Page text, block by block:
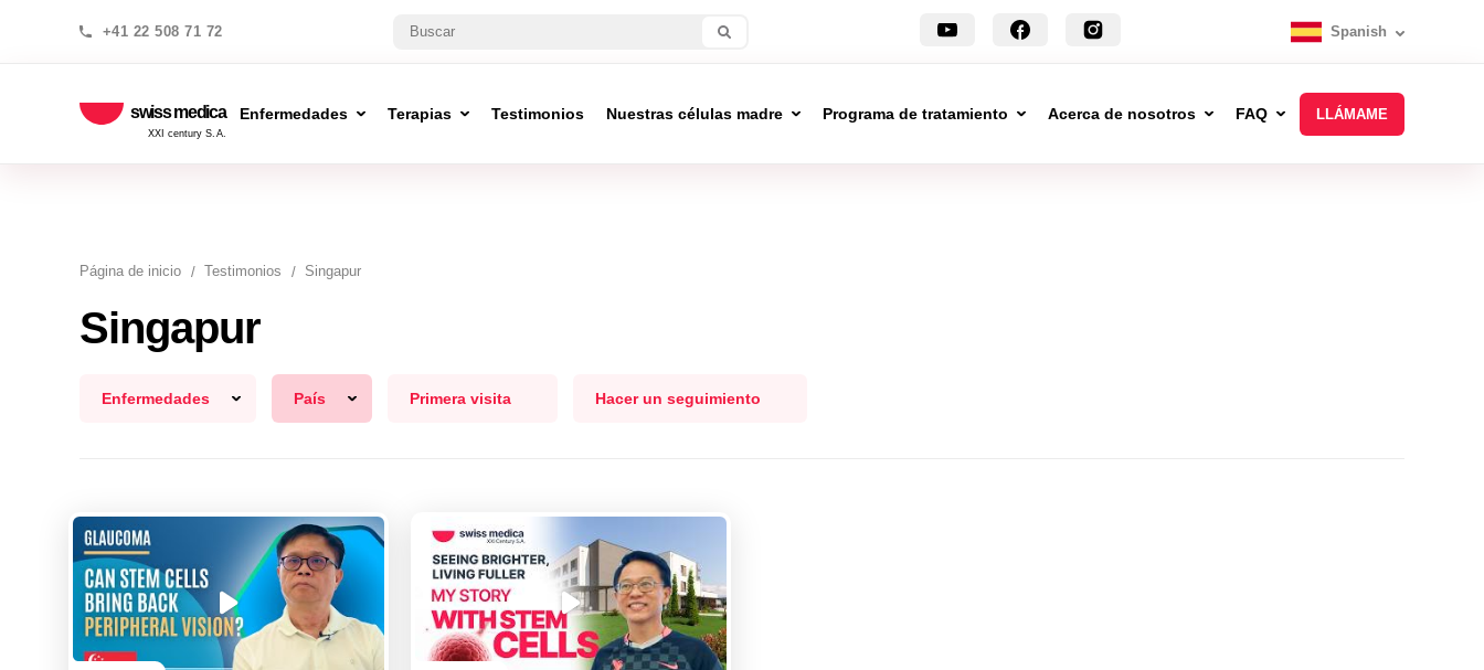
+41 22 508 71 72 Spanish
swiss medica
XXI century S.A.
Enfermedades Terapias Testimonios Nuestras células madre Programa de tratamiento Acerca de nosotros FAQ LLÁMAME
Página de inicio Testimonios Singapur
Singapur
Enfermedades País Primera visita Hacer un seguimiento